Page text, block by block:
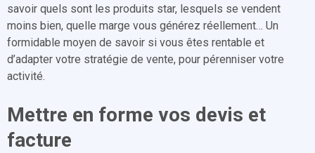
savoir quels sont les produits star, lesquels se vendent
moins bien, quelle marge vous générez réellement… Un
formidable moyen de savoir si vous êtes rentable et
d’adapter votre stratégie de vente, pour pérenniser votre
activité.
Mettre en forme vos devis et
facture